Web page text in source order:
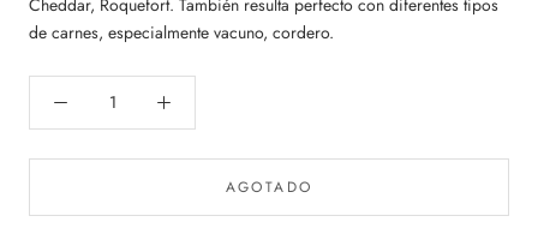
de carnes, especialmente vacuno, cordero.
AGOTADO